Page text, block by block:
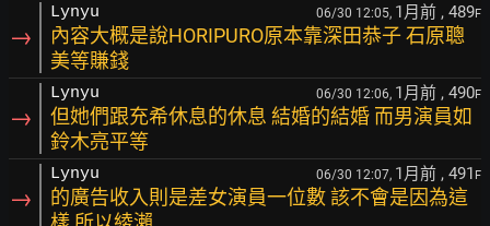
→
Lynyu 06/30 12:05, 1月前 , 489F
內容大概是說HORIPURO原本靠深田恭子 石原聰
美等賺錢
→
Lynyu 06/30 12:06, 1月前 , 490F
但她們跟充希休息的休息 結婚的結婚 而男演員如
鈴木亮平等
→
Lynyu 06/30 12:07, 1月前 , 491 F
的廣告收入則是差女演員一位數 該不會是因為這